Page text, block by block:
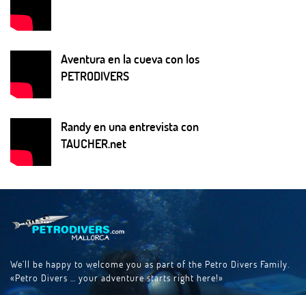
Aventura en la cueva con los
PETRODIVERS
Randy en una entrevista con
TAUCHER.net
We’ll be happy to welcome you as part of the Petro Divers Family.
«Petro Divers … your adventure starts right here!»